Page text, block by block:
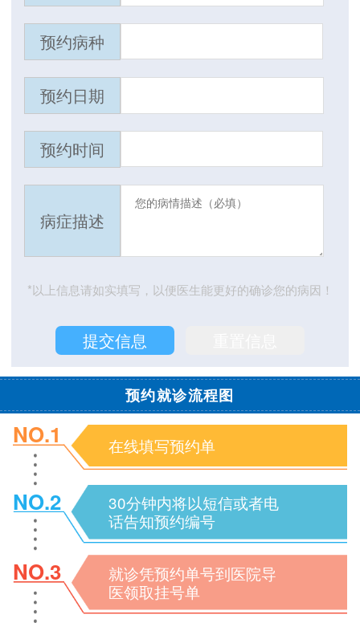
预约病种
预约日期
预约时间
病症描述
*以上信息请如实填写，以便医生能更好的确诊您的病因！
预约就诊流程图
NO.1 在线填写预约单
NO.2
30分钟内将以短信或者电
话告知预约编号
NO.3
就诊凭预约单号到医院导
医领取挂号单